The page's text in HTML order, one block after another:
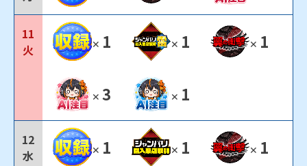
11
火
✕ 1 ✕ 1 ✕ 1
✕ 3 ✕ 1
12
水
✕ 1 ✕ 1 ✕ 1